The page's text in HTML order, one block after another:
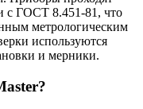
с ГОСТ 8.451-81, что
метрологическим
используются
и мерники.